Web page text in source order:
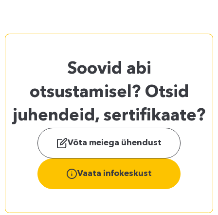
Soovid abi
otsustamisel? Otsid
juhendeid, sertifikaate?
Võta meiega ühendust
Vaata infokeskust